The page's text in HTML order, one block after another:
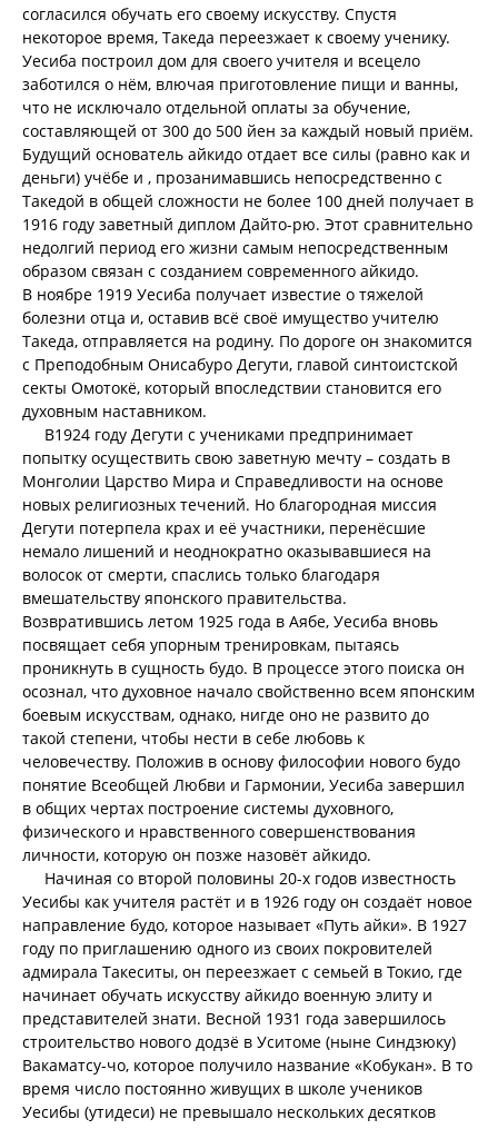
согласился обучать его своему искусству. Спустя
некоторое время, Такеда переезжает к своему ученику.
Уесиба построил дом для своего учителя и всецело
заботился о нём, влючая приготовление пищи и ванны,
что не исключало отдельной оплаты за обучение,
составляющей от 300 до 500 йен за каждый новый приём.
Будущий основатель айкидо отдает все силы (равно как и
деньги) учёбе и , прозанимавшись непосредственно с
Такедой в общей сложности не более 100 дней получает в
1916 году заветный диплом Дайто-рю. Этот сравнительно
недолгий период его жизни самым непосредственным
образом связан с созданием современного айкидо.
В ноябре 1919 Уесиба получает известие о тяжелой
болезни отца и, оставив всё своё имущество учителю
Такеда, отправляется на родину. По дороге он знакомится
с Преподобным Онисабуро Дегути, главой синтоистской
секты Омотокё, который впоследствии становится его
духовным наставником.
В1924 году Дегути с учениками предпринимает
попытку осуществить свою заветную мечту – создать в
Монголии Царство Мира и Справедливости на основе
новых религиозных течений. Но благородная миссия
Дегути потерпела крах и её участники, перенёсшие
немало лишений и неоднократно оказывавшиеся на
волосок от смерти, спаслись только благодаря
вмешательству японского правительства.
Возвратившись летом 1925 года в Аябе, Уесиба вновь
посвящает себя упорным тренировкам, пытаясь
проникнуть в сущность будо. В процессе этого поиска он
осознал, что духовное начало свойственно всем японским
боевым искусствам, однако, нигде оно не развито до
такой степени, чтобы нести в себе любовь к
человечеству. Положив в основу философии нового будо
понятие Всеобщей Любви и Гармонии, Уесиба завершил
в общих чертах построение системы духовного,
физического и нравственного совершенствования
личности, которую он позже назовёт айкидо.
Начиная со второй половины 20-х годов известность
Уесибы как учителя растёт и в 1926 году он создаёт новое
направление будо, которое называет «Путь айки». В 1927
году по приглашению одного из своих покровителей
адмирала Такеситы, он переезжает с семьей в Токио, где
начинает обучать искусству айкидо военную элиту и
представителей знати. Весной 1931 года завершилось
строительство нового додзё в Уситоме (ныне Синдзюку)
Вакаматсу-чо, которое получило название «Кобукан». В то
время число постоянно живущих в школе учеников
Уесибы (утидеси) не превышало нескольких десятков